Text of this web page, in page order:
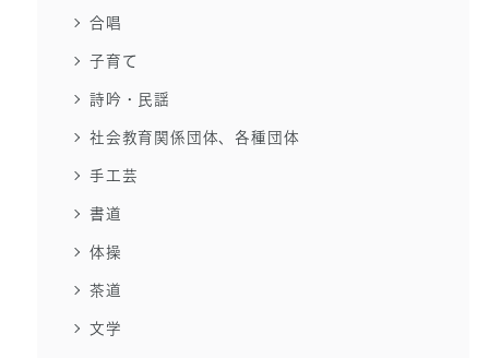
合唱
子育て
詩吟・民謡
社会教育関係団体、各種団体
手工芸
書道
体操
茶道
文学